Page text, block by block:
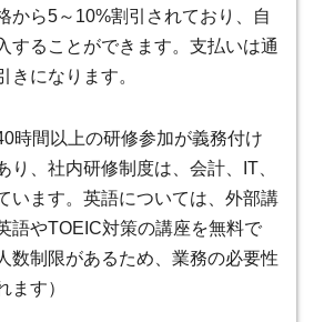
から5～10%割引されており、自
することができます。支払いは通
きになります。
時間以上の研修参加が義務付け
り、社内研修制度は、会計、IT、
います。英語については、外部講
語やTOEIC対策の講座を無料で
数制限があるため、業務の必要性
ます）